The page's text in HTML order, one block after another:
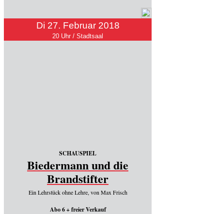
Di 27. Februar 2018
20 Uhr / Stadtsaal
SCHAUSPIEL
Biedermann und die
Brandstifter
Ein Lehrstück ohne Lehre, von Max Frisch
Abo 6 + freier Verkauf